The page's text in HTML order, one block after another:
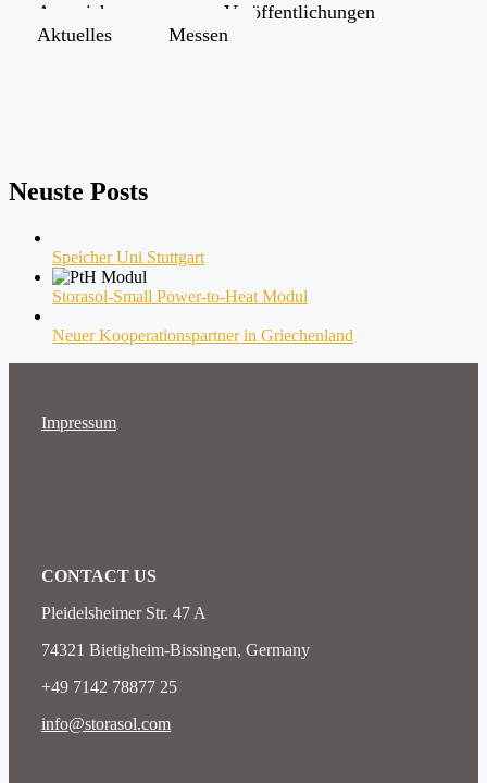
Auszeichnungen
Veröffentlichungen
Aktuelles
Messen
Neuste Posts
Speicher Uni Stuttgart
Storasol-Small Power-to-Heat Modul
Neuer Kooperationspartner in Griechenland
Impressum
CONTACT US
Pleidelsheimer Str. 47 A
74321 Bietigheim-Bissingen, Germany
+49 7142 78877 25
info@storasol.com